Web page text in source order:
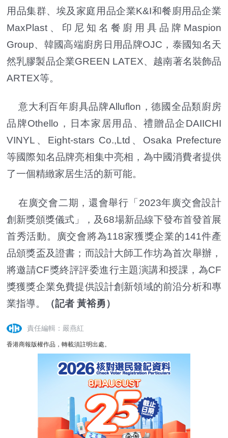
用品集群、埃及家庭用品企業K&I和餐廚用品企業
MaxPlast、印尼知名餐廚用具品牌Maspion
Group、韓國高端廚房日用品牌OJC，泰國知名天
然乳膠製品企業GREEN LATEX、越南著名裝飾品
ARTEX等。
意大利百年廚具品牌Alluflon，德國全品類廚房
品牌Othello，日本家居用品、禮贈品企DAIICHI
VINYL、Eight-stars Co.,Ltd、Osaka Prefecture
等國際知名品牌亮相集中亮相，為中國消費者提供
了一個精緻家居生活的新可能。
在廣交會二期，還會舉行「2023年廣交會設計
創新獎頒獎儀式」，及68場新品線下發布首發首展
首秀活動。廣交會將為118家獲獎企業的141件產
品頒獎盃及證書；而設計大師工作坊為首次舉辦，
將邀請CF獎終評評委進行主題演講和授課，為CF
獎獲獎企業免費提供設計創新領域的前沿分析和專
業指導。
（記者 黃裕勇）
責任編輯：嚴燕紅
香港商報版權作品，轉載須註明出處。